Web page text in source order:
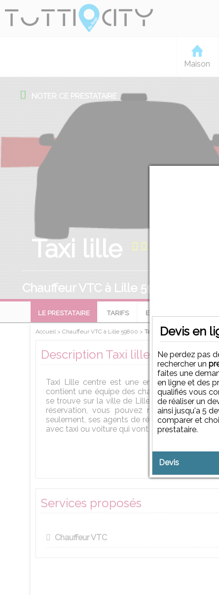
Maison
Taxi lille
Chauffeur VTC à Lille 59800
NOTER CE PRESTATAIRE
LE PRESTATAIRE TARIFS EVALUATIONS
Accueil> Chauffeur VTC à Lille 59800 > Taxi lille
Description Taxi lille
Taxi Lille centre est une entreprise
contient une équipe des chauffeurs ainsi que
se trouve sur la ville de Lille, département du
réservation, vous pouvez réserver votre
seulement, ses agents de réservation vont
avec taxi ou voiture qui vont vous amener à
Services proposés
Chauffeur VTC
Devis en
Ne perdez pas
rechercher un
faites une
en ligne et des
qualifiés vous
de réaliser un
ainsi jusqu'a 5
comparer et
prestataire.
Devis